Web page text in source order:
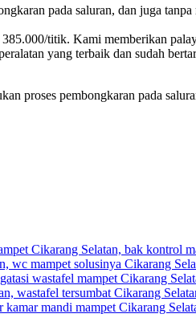
pada saluran, dan juga
titik. Kami memberikan
yang terbaik dan sudah
proses pembongkaran pada
Cikarang Selatan, bak kontrol
mampet solusinya Cikarang
wastafel mampet Cikarang
wastafel tersumbat Cikarang
mandi mampet Cikarang